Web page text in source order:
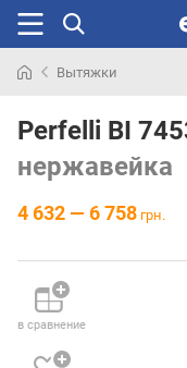
раньше
Вытяжки
Perfelli BI
нержавейка
4 632 — 6 758 грн.
в сравнение